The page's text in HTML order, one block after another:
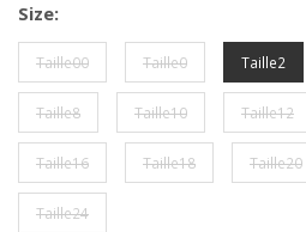
Size:
Taille00 Taille0 Taille2
Taille8 Taille10 Taille12
Taille16 Taille18 Taille20
Taille24